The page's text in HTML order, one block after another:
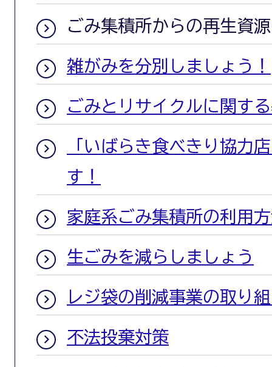
ごみ集積所からの再生資
雑がみを分別しましょう！
ごみとリサイクルに関す
「いばらき食べきり協力
す！
家庭系ごみ集積所の利用
生ごみを減らしましょう
レジ袋の削減事業の取り
不法投棄対策